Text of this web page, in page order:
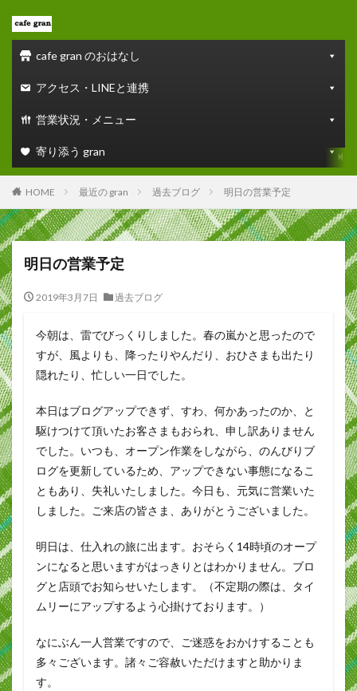
cafe gran のおはなし
アクセス・LINEと連携
営業状況・メニュー
寄り添う gran
HOME 最近の gran 過去ブログ 明日の営業予定
明日の営業予定
2019年3月7日 過去ブログ
今朝は、雷でびっくりしました。春の嵐かと思ったので
すが、風よりも、降ったりやんだり、おひさまも出たり
隠れたり、忙しい一日でした。
本日はブログアップできず、すわ、何かあったのか、と
駆けつけて頂いたお客さまもおられ、申し訳ありません
でした。いつも、オープン作業をしながら、のんびりブ
ログを更新しているため、アップできない事態になるこ
ともあり、失礼いたしました。今日も、元気に営業いた
しました。ご来店の皆さま、ありがとうございました。
明日は、仕入れの旅に出ます。おそらく14時頃のオープ
ンになると思いますがはっきりとはわかりません。ブロ
グと店頭でお知らせいたします。（不定期の際は、タイ
ムリーにアップするよう心掛けております。）
なにぶん一人営業ですので、ご迷惑をおかけすることも
多々ございます。諸々ご容赦いただけますと助かりま
す。